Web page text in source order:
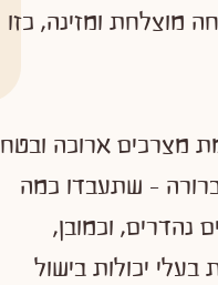
מוצלחת ומזינה, כזו
מצרכים ארוכה ובטח
– שתעבדו כמה
וכמובן,
יכולות בישול